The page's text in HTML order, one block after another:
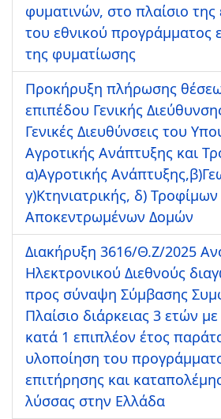
φυματινών, στο πλαίσιο
του εθνικού προγράμματος
της φυματίωσης
Προκήρυξη πλήρωσης
επιπέδου Γενικής
Γενικές Διευθύνσεις του
Αγροτικής Ανάπτυξης και
α)Αγροτικής
γ)Κτηνιατρικής, δ) Τροφίμων
Αποκεντρωμένων Δομών
Διακήρυξη 3616/Θ.Ζ/2025
Ηλεκτρονικού Διεθνούς
προς σύναψη Σύμβασης
Πλαίσιο διάρκειας 3 ετών
κατά 1 επιπλέον έτος
υλοποίηση του
επιτήρησης και
λύσσας στην Ελλάδα